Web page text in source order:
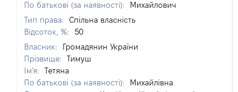
По батькові (за наявності):
Михайлович
Тип права:
Спільна власність
Відсоток, %:
50
Власник:
Громадянин України
Прізвище:
Тимуш
Ім'я:
Тетяна
По батькові (за наявності):
Михайлівна